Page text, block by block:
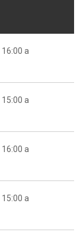
a
a
a
a